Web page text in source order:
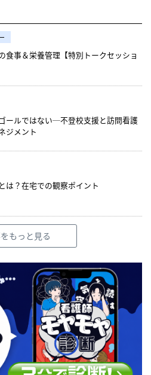
食事＆栄養管理【特別トークセッショ
ールではない─不登校支援と訪問看護
ジメント
は？在宅での観察ポイント
もっと見る